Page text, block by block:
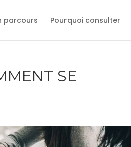
parcours Pourquoi consulter
SE